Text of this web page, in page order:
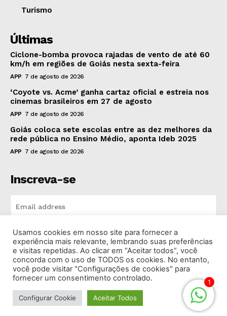
Turismo
Últimas
Ciclone-bomba provoca rajadas de vento de até 60
km/h em regiões de Goiás nesta sexta-feira
APP 7 de agosto de 2026
‘Coyote vs. Acme’ ganha cartaz oficial e estreia nos
cinemas brasileiros em 27 de agosto
APP 7 de agosto de 2026
Goiás coloca sete escolas entre as dez melhores da
rede pública no Ensino Médio, aponta Ideb 2025
APP 7 de agosto de 2026
Inscreva-se
INSCREVA-SE
I've read and accept the Privacy Policy.
© 2026 Rádio Bandeirantes Goiânia. Todos os Direitos
Reservados.
1
Usamos cookies em nosso site para fornecer a
experiência mais relevante, lembrando suas preferências
e visitas repetidas. Ao clicar em “Aceitar todos”, você
concorda com o uso de TODOS os cookies. No entanto,
você pode visitar "Configurações de cookies" para
fornecer um consentimento controlado.
Configurar Cookie Aceitar Todos